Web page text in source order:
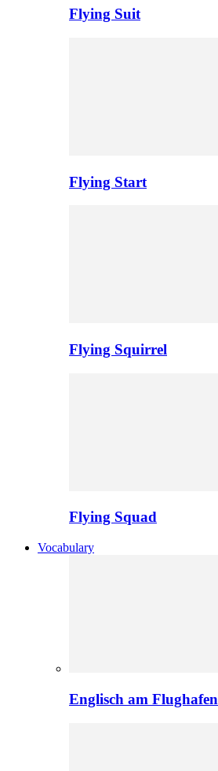
Flying Suit
Flying Start
Flying Squirrel
Flying Squad
Vocabulary
Englisch am Flughafen